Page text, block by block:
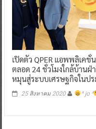
เปิดตัว QPER แอพพลิเคชั่
ตลอด 24 ชั่วโมงใกล้บ้านฝ่
หมุนสู่ระบบเศรษฐกิจในปร
25 สิงหาคม 2020 ^ jo ^